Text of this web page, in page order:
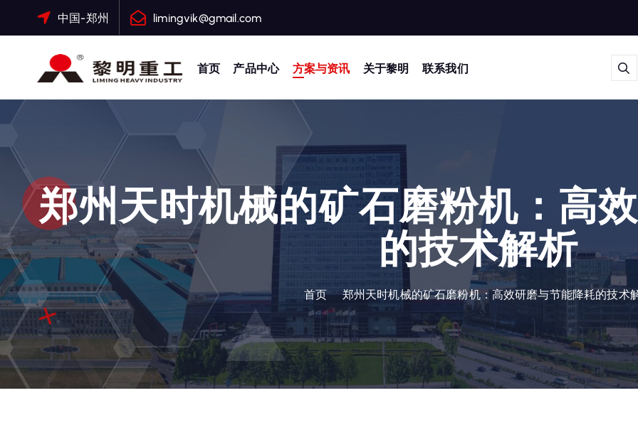
中国-郑州 limingvik@gmail.com
大修渣磨粉机，矿渣立磨
首页 产品中心 方案与资讯 关于黎明 联系我们
郑州天时机械的矿石磨粉机：高
的技术解析
首页 郑州天时机械的矿石磨粉机：高效研磨与节能降耗的技术